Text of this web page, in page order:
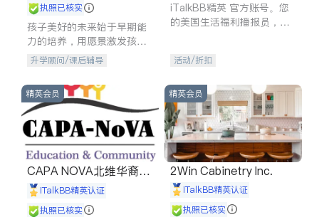
执照已核实
孩子美好的未来始于早期能
力的培养，用愿景激发孩子
的学习潜力和动力。理念：
石。
升学顾问/课后辅导
iTalkBB精英 官方账号。您
的美国生活福利播报员，精
专属福利。
活动/折扣
精英会员
CAPA NOVA北维华裔家
长会iTalkBB精英认证
执照已核实
精英会员
2Win Cabinetry Inc.
iTalkBB精英认证
执照已核实